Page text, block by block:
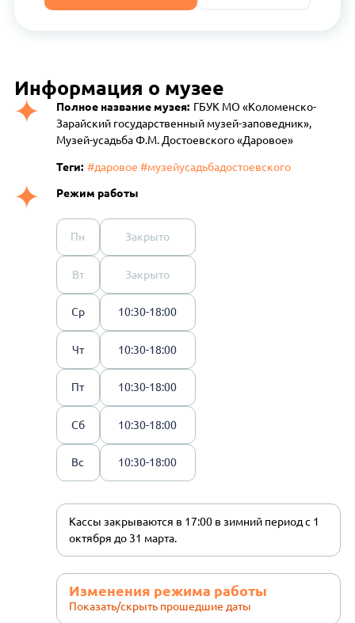
Информация о музее
Полное название музея: ГБУК МО «Коломенско-
Зарайский государственный музей-заповедник»,
Музей-усадьба Ф.М. Достоевского «Даровое»
Теги: #даровое #музейусадьбадостоевского
Режим работы
Пн Закрыто
Вт Закрыто
Ср 10:30-18:00
Чт 10:30-18:00
Пт 10:30-18:00
Сб 10:30-18:00
Вс 10:30-18:00
Кассы закрываются в 17:00 в зимний период с 1
октября до 31 марта.
Изменения режима работы
Показать/скрыть прошедшие даты